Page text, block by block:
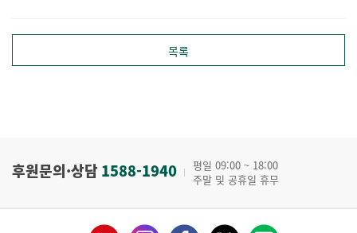
목록
후원문의·상담1588-1940
평일 09:00 ~ 18:00
주말 및 공휴일 휴무